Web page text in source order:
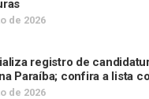
de 2026
registro de
Paraíba; confira a lista
de 2026